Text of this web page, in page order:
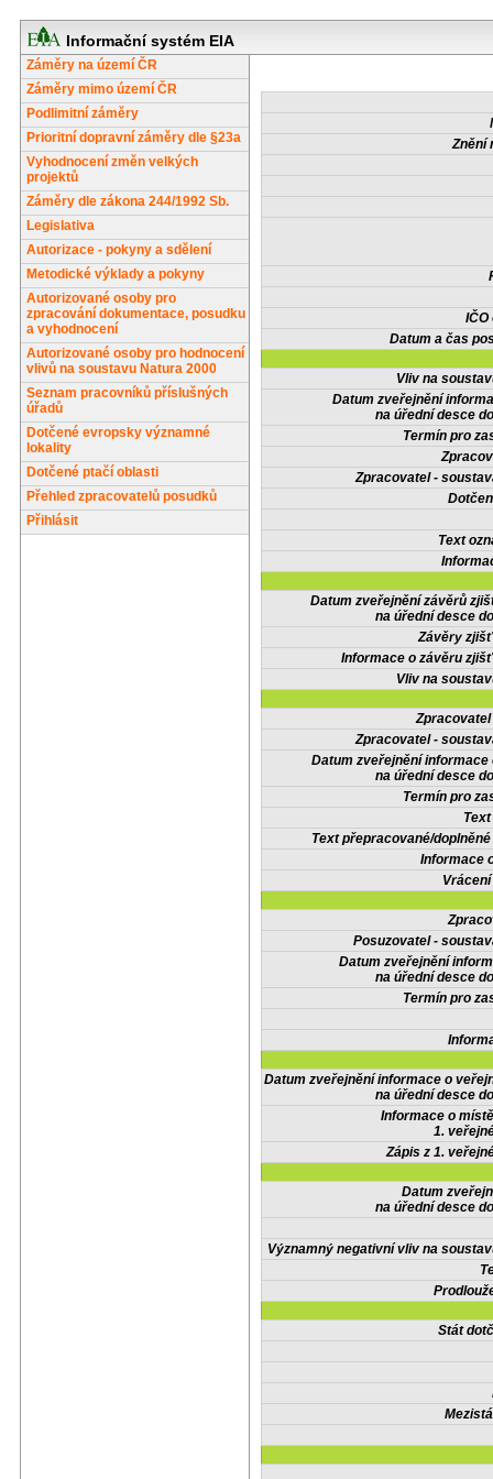
Informační systém EIA
Záměry na území ČR
Záměry mimo území ČR
Podlimitní záměry
Prioritní dopravní záměry dle §23a
Vyhodnocení změn velkých
projektů
Záměry dle zákona 244/1992 Sb.
Legislativa
Autorizace - pokyny a sdělení
Metodické výklady a pokyny
Autorizované osoby pro
zpracování dokumentace, posudku
a vyhodnocení
Autorizované osoby pro hodnocení
vlivů na soustavu Natura 2000
Seznam pracovníků příslušných
úřadů
Dotčené evropsky významné
lokality
Dotčené ptačí oblasti
Přehled zpracovatelů posudků
Přihlásit
Znění
IČO
Datum a čas
Vliv na
Datum zveřejnění
na úřední desce
Termín pro
Zpracovatel -
Text
Datum zveřejnění závěrů
na úřední desce
Závěry
Informace o závěru
Vliv na
Zpracovatel -
Datum zveřejnění informace
na úřední desce
Termín pro
Text přepracované/
Informace
Posuzovatel -
Datum zveřejnění
na úřední desce
Termín pro
Datum zveřejnění informace o
na úřední desce
Informace o
1.
Zápis z 1.
Datum
na úřední desce
Významný negativní vliv na
Stát